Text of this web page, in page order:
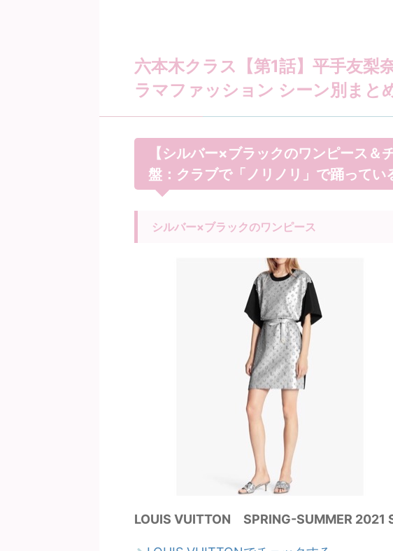
六本木クラス【第1話】平手友梨
ラマファッション シーン別まと
【シルバー×ブラックのワンピース＆
盤：クラブで「ノリノリ」で踊ってい
シルバー×ブラックのワンピース
LOUIS VUITTON SPRING-SUMMER 2021